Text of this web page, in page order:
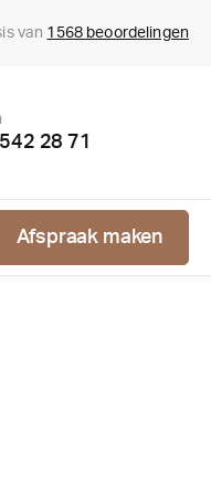
van 1568 beoordelingen
28 71
Afspraak maken